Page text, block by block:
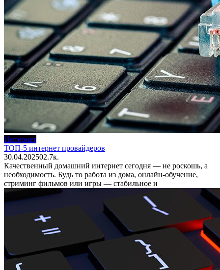
Интернет
ТОП-5 интернет провайдеров
30.04.202502.7к.
Качественный домашний интернет сегодня — не роскошь, а
необходимость. Будь то работа из дома, онлайн-обучение,
стриминг фильмов или игры — стабильное и